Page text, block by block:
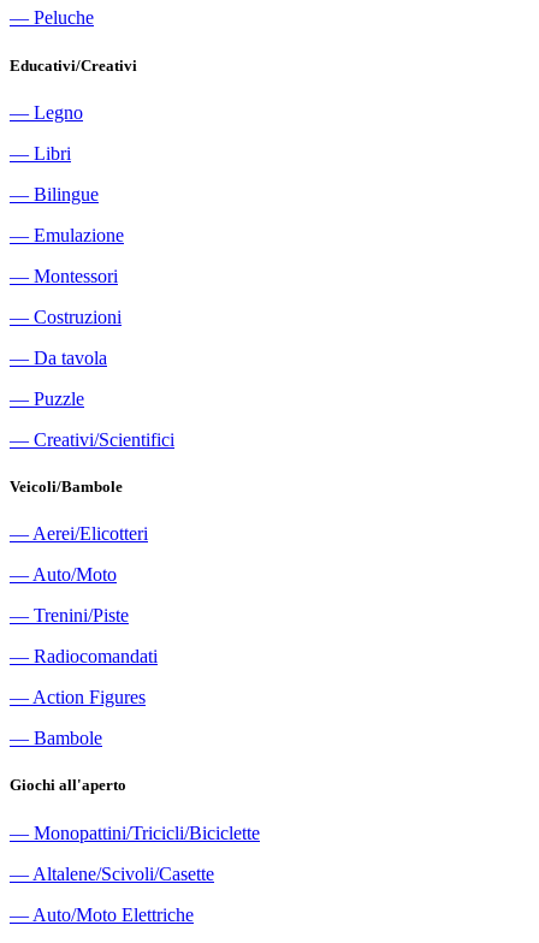
― Peluche
Educativi/Creativi
― Legno
― Libri
― Bilingue
― Emulazione
― Montessori
― Costruzioni
― Da tavola
― Puzzle
― Creativi/Scientifici
Veicoli/Bambole
― Aerei/Elicotteri
― Auto/Moto
― Trenini/Piste
― Radiocomandati
― Action Figures
― Bambole
Giochi all'aperto
― Monopattini/Tricicli/Biciclette
― Altalene/Scivoli/Casette
― Auto/Moto Elettriche